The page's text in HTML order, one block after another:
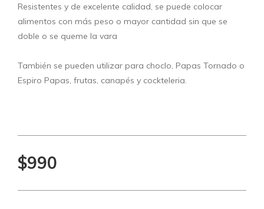
Resistentes y de excelente calidad, se puede colocar
alimentos con más peso o mayor cantidad sin que se
doble o se queme la vara
También se pueden utilizar para choclo, Papas Tornado o
Espiro Papas, frutas, canapés y cockteleria.
$990